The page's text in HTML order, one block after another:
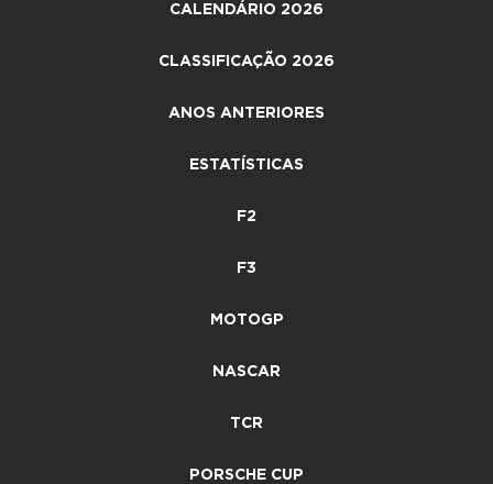
CALENDÁRIO 2026
CLASSIFICAÇÃO 2026
ANOS ANTERIORES
ESTATÍSTICAS
F2
F3
MOTOGP
NASCAR
TCR
PORSCHE CUP